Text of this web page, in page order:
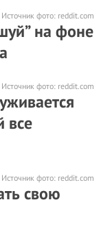
Источник фото: reddit.com
на фоне
Источник фото: reddit.com
все
Источник фото: reddit.com
свою